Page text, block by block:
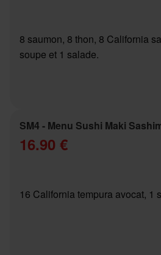
8 saumon, 8 thon, 8 California
soupe et 1 salade.
SM4 - Menu Sushi Maki
16.90 €
16 California tempura avocat, 1